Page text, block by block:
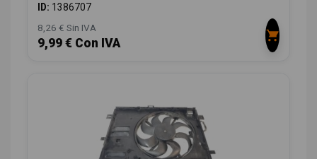
ID: 1386707
8,26 € Sin IVA
9,99 € Con IVA